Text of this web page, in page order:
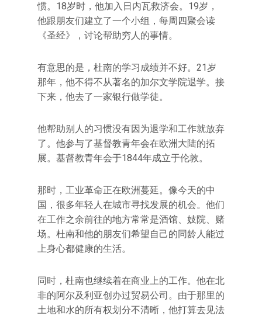
惯。18岁时，他加入日内瓦救济会。19岁，
他跟朋友们建立了一个小组，每周四聚会读
《圣经》，讨论帮助穷人的事情。
有意思的是，杜南的学习成绩并不好。21岁
那年，他不得不从著名的加尔文学院退学。接
下来，他去了一家银行做学徒。
他帮助别人的习惯没有因为退学和工作就放弃
了。他参与了基督教青年会在欧洲大陆的拓
展。基督教青年会于1844年成立于伦敦。
那时，工业革命正在欧洲蔓延。像今天的中
国，很多年轻人在城市寻找发展的机会。他们
在工作之余前往的地方常常是酒馆、妓院、赌
场。杜南和他的朋友们希望自己的同龄人能过
上身心都健康的生活。
同时，杜南也继续着在商业上的工作。他在北
非的阿尔及利亚创办过贸易公司。由于那里的
土地和水的所有权划分不清晰，他打算去见法